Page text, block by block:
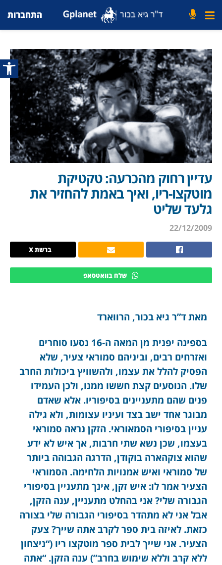
פתח
התחברות
עדיין רחוק מהכרעה: טקטיקת
מוטקצו-ריו, ואיך באמת להחזיר את
גלעד שליט
22/12/2009
ברשת X
שלח בוואטסאפ
מאת ד”ר גיא בכור, הרווארד
בספינה יפנית מן המאה ה-16 נסעו סוחרים
ואזרחים רבים, וביניהם סמוראי צעיר, שלא
הפסיק להלל את עצמו, ולהשוויץ ביכולות החרב
שלו. הנוסעים קצת חששו ממנו, ולכן העמידו
פנים שהם מתעניינים בסיפוריו. אלא שאדם
מבוגר אחד ישב בצד ועיניו עצומות, ולא גילה
עניין בסיפורי הסמאוראי. הזקן נראה סמוראי
בעצמו, שכן נשא שתי חרבות, אך איש לא ידע
שהוא צוקהארה בוקודן, הדרגה הגבוהה ביותר
של סמוראי ואיש אמנויות הלחימה. הסמוראי
הצעיר אמר לו: איש זקן, אינך מתעניין בסיפורי
הגבורה שלי? אני בהחלט מתעניין, ענה הזקן,
אבל אני לא מתהדר בסיפורי הגבורה שלי בצורה
כזאת. לאיזה בית ספר לקרב אתה שייך? צעק
הצעיר. אני שייך לבית ספר מוטקצו ריו (“ניצחון
ללא קרב וללא שימוש בחרב”) ענה הזקן. “אתה